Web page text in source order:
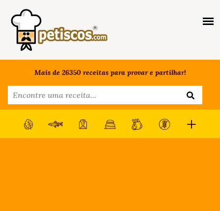
Mais de 26350 receitas para provar e partilhar!